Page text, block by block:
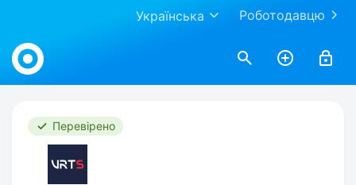
Роботодавцю
Українська
Work.ua
Перевірено